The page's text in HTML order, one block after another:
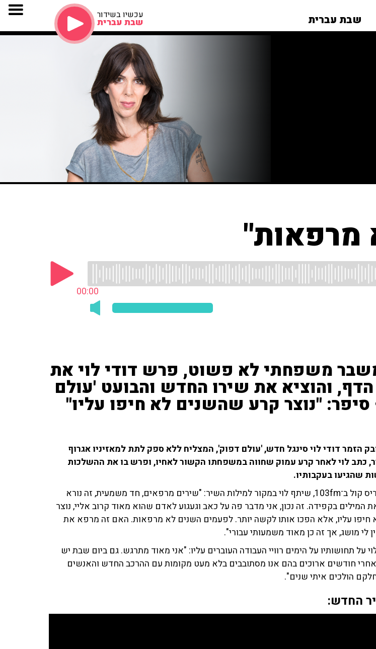
שבת עברית עכשיו בשידור
שבת עברית
מרפאות"
00:00
משפחתי לא פשוט, פרש דודי לוי את
והוציא את שירו החדש והבועט 'עולם
סיפר: "נוצר קרע שהשנים לא חיפו עליו"
הזמר דודי לוי סינגל חדש, 'עולם דפוק', המצליח ללא ספק לתת למאזיניו אגרוף
כתב לוי לאחר קרע עמוק שחווה במשפחתו הקשור לאחיו, ופרש בו את ההשלכות
שהגיעו בעקבותיו.
בשיחתו עם איריס קול ב־103fm, שיתף לוי במקור למילות השיר: "שירים מרפאים, חד משמעית, זה נורא
המילים בקפידה. זה נכון, אני מדבר פה על כאב וגעגוע לאדם שהוא מאוד קרוב אליי, נוצר
חיפו עליו, אלא הפכו אותו לקשה יותר. לפעמים השנים לא מרפאות. האם זה מרפא את
לי מושג, אך זה כן מאוד משמעותי עבורי".
על תחושותיו על הימים רוויי העבודה העוברים עליו: "אני מאוד מתרגש. גם ביום שבת יש
אחרי חודשים ארוכים בהם אנו מסתובבים בלא מעט מקומות עם ההרכב החדש והאנשים
הולכים איתי שנים".
החדש: